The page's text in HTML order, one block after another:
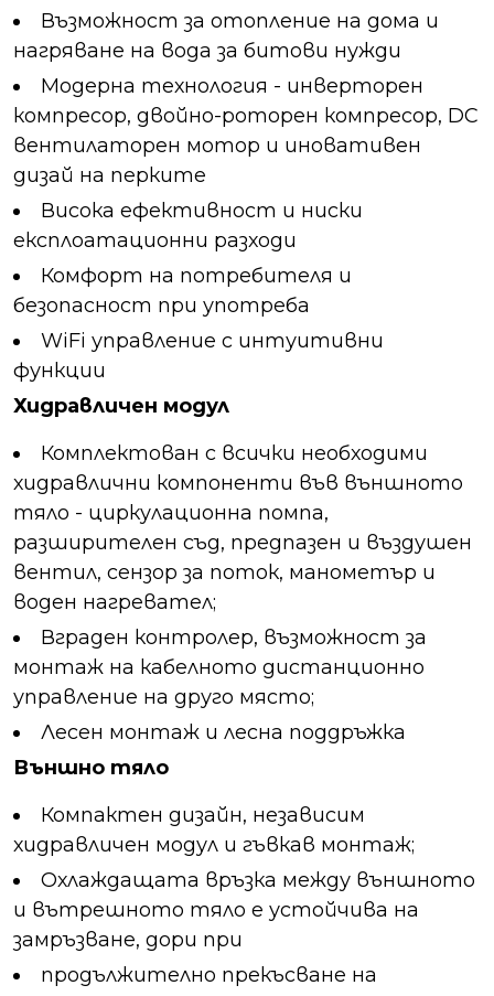
Възможност за отопление на дома и
нагряване на вода за битови нужди
Модерна технология - инверторен
компресор, двойно-роторен компресор, DC
вентилаторен мотор и иновативен
дизай на перките
Висока ефективност и ниски
експлоатационни разходи
Комфорт на потребителя и
безопасност при употреба
WiFi управление с интуитивни
функции
Хидравличен модул
Комплектован с всички необходими
хидравлични компоненти във външното
тяло - циркулационна помпа,
разширителен съд, предпазен и въздушен
вентил, сензор за поток, манометър и
воден нагревател;
Вграден контролер, възможност за
монтаж на кабелното дистанционно
управление на друго място;
Лесен монтаж и лесна поддръжка
Външно тяло
Компактен дизайн, независим
хидравличен модул и гъвкав монтаж;
Охлаждащата връзка между външното
и вътрешното тяло е устойчива на
замръзване, дори при
продължително прекъсване на